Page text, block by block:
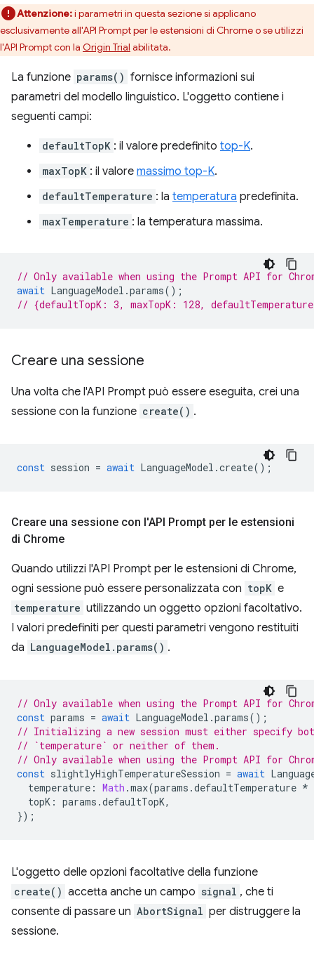
Attenzione:i parametri in questa sezione si applicano
esclusivamente all'API Prompt per le estensioni di Chrome o se utilizzi
l'API Prompt con la Origin Trial abilitata.
La funzione params() fornisce informazioni sui
parametri del modello linguistico. L'oggetto contiene i
seguenti campi:
defaultTopK : il valore predefinito top-K.
maxTopK : il valore massimo top-K.
defaultTemperature : la temperatura predefinita.
maxTemperature : la temperatura massima.
// Only available when using the Prompt API for
await LanguageModel .params();
// {defaultTopK: 3, maxTopK: 128,
Creare una sessione
Una volta che l'API Prompt può essere eseguita, crei una
sessione con la funzione create() .
const session = await LanguageModel .create();
Creare una sessione con l'API Prompt per le estensioni
di Chrome
Quando utilizzi l'API Prompt per le estensioni di Chrome,
ogni sessione può essere personalizzata con topK e
temperature utilizzando un oggetto opzioni facoltativo.
I valori predefiniti per questi parametri vengono restituiti
da LanguageModel.params() .
// Only available when using the Prompt API for
const params = await LanguageModel .params();
// Initializing a new session must either specify
// `temperature` or neither of them.
// Only available when using the Prompt API for
const slightlyHighTemperatureSession = await
temperature : Math .max(params .defaultTemperature *
topK : params .defaultTopK,
});
L'oggetto delle opzioni facoltative della funzione
create() accetta anche un campo signal , che ti
consente di passare un AbortSignal per distruggere la
sessione.